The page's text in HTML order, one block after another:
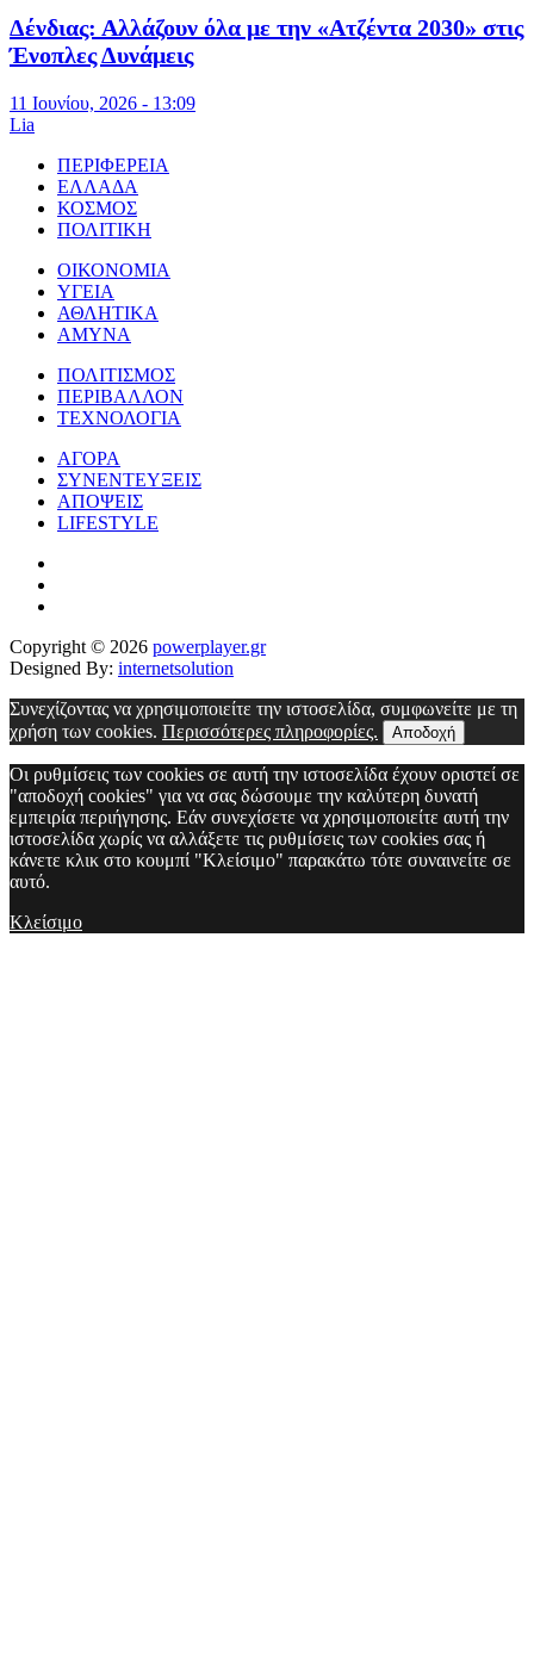
Δένδιας: Αλλάζουν όλα με την «Ατζέντα 2030» στις
Ένοπλες Δυνάμεις
11 Ιουνίου, 2026 - 13:09
Lia
ΠΕΡΙΦΕΡΕΙΑ
ΕΛΛΑΔΑ
ΚΟΣΜΟΣ
ΠΟΛΙΤΙΚΗ
ΟΙΚΟΝΟΜΙΑ
ΥΓΕΙΑ
ΑΘΛΗΤΙΚΑ
ΑΜΥΝΑ
ΠΟΛΙΤΙΣΜΟΣ
ΠΕΡΙΒΑΛΛΟΝ
ΤΕΧΝΟΛΟΓΙΑ
ΑΓΟΡΑ
ΣΥΝΕΝΤΕΥΞΕΙΣ
ΑΠΟΨΕΙΣ
LIFESTYLE
Copyright © 2026 powerplayer.gr
Designed By: internetsolution
Συνεχίζοντας να χρησιμοποιείτε την ιστοσελίδα, συμφωνείτε με τη
χρήση των cookies. Περισσότερες πληροφορίες. Αποδοχή
Οι ρυθμίσεις των cookies σε αυτή την ιστοσελίδα έχουν οριστεί σε
"αποδοχή cookies" για να σας δώσουμε την καλύτερη δυνατή
εμπειρία περιήγησης. Εάν συνεχίσετε να χρησιμοποιείτε αυτή την
ιστοσελίδα χωρίς να αλλάξετε τις ρυθμίσεις των cookies σας ή
κάνετε κλικ στο κουμπί "Κλείσιμο" παρακάτω τότε συναινείτε σε
αυτό.
Κλείσιμο